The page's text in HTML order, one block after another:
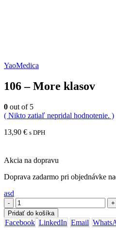
YaoMedica
106 – More klasov
0 out of 5
( Nikto zatiaľ nepridal hodnotenie. )
13,90 € s DPH
Akcia na dopravu
Doprava zadarmo pri objednávke
asd
-
+
Pridať do košíka
Facebook LinkedIn Email